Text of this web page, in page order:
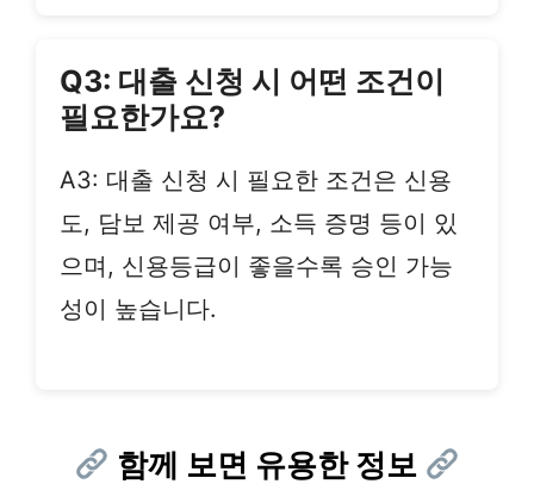
Q3: 대출 신청 시 어떤 조건이
필요한가요?
A3: 대출 신청 시 필요한 조건은 신용
도, 담보 제공 여부, 소득 증명 등이 있
으며, 신용등급이 좋을수록 승인 가능
성이 높습니다.
함께 보면 유용한 정보